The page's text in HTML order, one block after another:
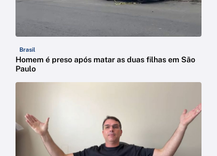
Brasil
Homem é preso após matar as duas filhas em São
Paulo